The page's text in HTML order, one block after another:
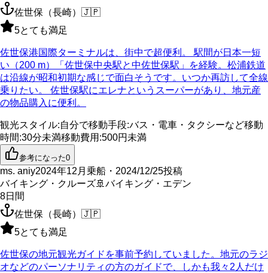
佐世保（長崎） 🇯🇵
5とても満足
佐世保港国際ターミナルは、街中で超便利。 駅間が日本一短
い（200 m）「佐世保中央駅と中佐世保駅」を経験。松浦鉄道
は沿線が昭和初期な感じで面白そうです。いつか再訪して全線
乗りたい。 佐世保駅にエレナというスーパーがあり、地元産
の物品購入に便利。
観光スタイル:自分で移動手段:バス・電車・タクシーなど移動
時間:30分未満移動費用 :500円未満
参考になった0
ms. aniy2024年12月乗船・2024/12/25投稿
バイキング・クルーズ🚢 バイキング・エデン
8日間
佐世保（長崎） 🇯🇵
5とても満足
佐世保の地元観光ガイドを事前予約していました。地元のラジ
オなどのパーソナリティの方のガイドで、しかも我々2人だけ